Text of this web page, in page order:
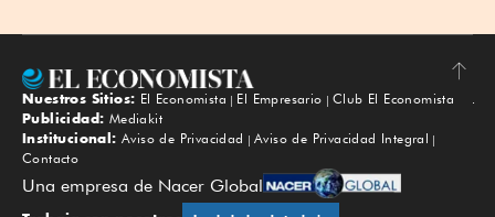
Subir
Nuestros Sitios: El Economista El Empresario
Club El Economista
Publicidad: Mediakit
Institucional: Aviso de Privacidad
Aviso de Privacidad Integral
Contacto
Una empresa de Nacer Global